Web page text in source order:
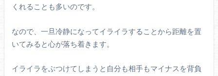
くれることも多いのです。
なので、一旦冷静になってイライラすることから距離を置
いてみると心が落ち着きます。
イライラをぶつけてしまうと自分も相手もマイナスを背負